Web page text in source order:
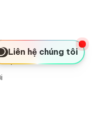
phẩm
Liên hệ chúng tôi